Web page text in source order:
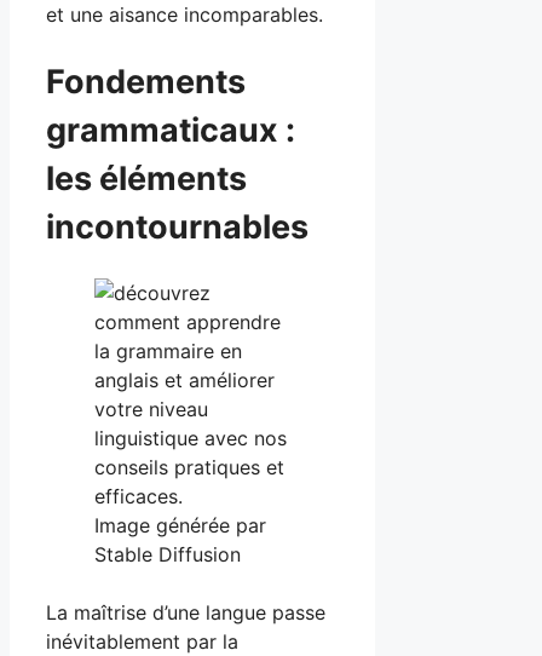
et une aisance incomparables.
Fondements
grammaticaux :
les éléments
incontournables
Image générée par
Stable Diffusion
La maîtrise d’une langue passe
inévitablement par la